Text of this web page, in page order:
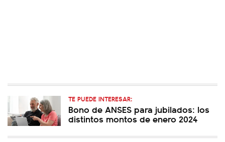
TE PUEDE INTERESAR:
Bono de ANSES para jubilados: los
distintos montos de enero 2024